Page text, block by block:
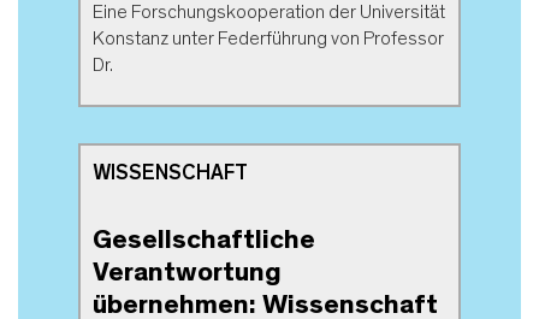
Eine Forschungskooperation der Universität
Konstanz unter Federführung von Professor
Dr.
WISSENSCHAFT
Gesellschaftliche
Verantwortung
übernehmen: Wissenschaft